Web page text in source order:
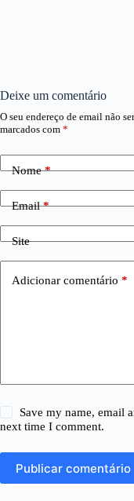
Deixe um comentário
O seu endereço de email não
marcados com *
Nome*
Email*
Site
Adicionar comentário *
Save my name, email
next time I comment.
Publicar comentário